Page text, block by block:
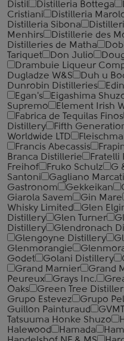
Distil
Distilleria Bottega
Cristiani
Distilleria
Distilleria Sibona
Menhirs
Distillerie des
Distilleries de Matha
Tariquet
Don Julio
Drambuie Liqueur
Dugladze W&S
Duh u
Dunrobin Distilleries
Egan's
Eigashima
Supremo
Element Irish
Fabrica de Tequilas Finos
Distillery
Fifth
Worldwide LTD
Francis Abecassis
Branca Distillerie
Fratelli
Freihof
Fruko Schulz G
Santoni
Gagliano Marcati
Gastronom
Gekkeikan
Giarola Savem
Gin Mare
Whisky Limited
Glen
Distillery
Glen Turner
Distillery
Glendronach
Glengoyne Distillery
Glenmorangie
Godet
Golani Distillery
Grand Marnier
Grand
Peureux
Grays Inc.
Oaks
Green Tree
Grupo Estevez
Grupo
Guillon Painturaud
Tatsuuma Honke Shuzo
Halewood
Hamada